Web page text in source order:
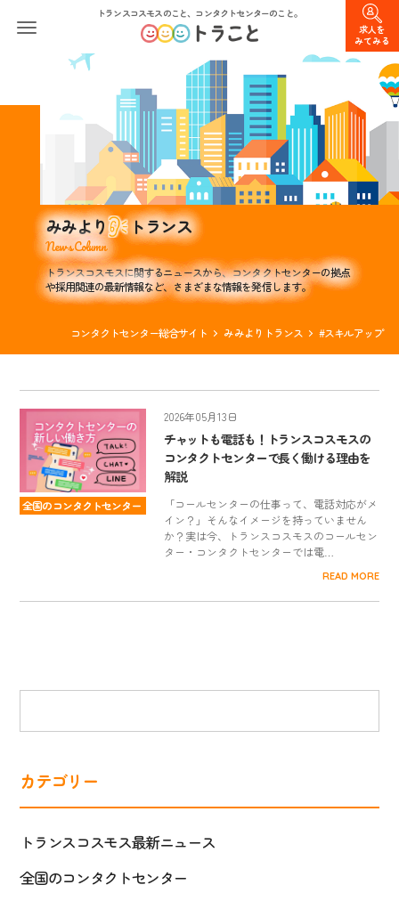
トランスコスモスのこと、コンタクトセンターのこと。
求人を
みてみる
みみより トランス
News Column
トランスコスモスに関するニュースから、コンタクトセンターの拠点
や採用関連の最新情報など、さまざまな情報を発信します。
コンタクトセンター総合サイト みみよりトランス #スキルアップ
全国のコンタクトセンター
2026年05月13日
チャットも電話も！トランスコスモスの
コンタクトセンターで長く働ける理由を
解説
「コールセンターの仕事って、電話対応がメ
イン？」そんなイメージを持っていません
か？実は今、トランスコスモスのコールセン
ター・コンタクトセンターでは電…
READ MORE
カテゴリー
トランスコスモス最新ニュース
全国のコンタクトセンター